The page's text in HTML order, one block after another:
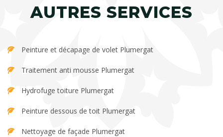
AUTRES SERVICES
Peinture et décapage de volet Plumergat
Traitement anti mousse Plumergat
Hydrofuge toiture Plumergat
Peinture dessous de toit Plumergat
Nettoyage de façade Plumergat